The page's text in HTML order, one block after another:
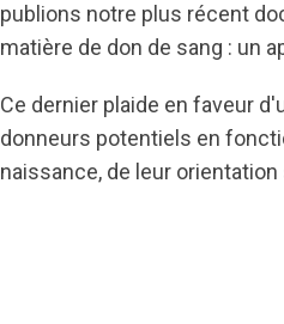
publions notre plus récent
matière de don de sang : un
Ce dernier plaide en faveur
donneurs potentiels en
naissance, de leur